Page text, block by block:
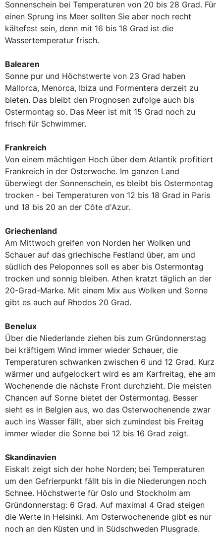
Sonnenschein bei Temperaturen von 20 bis 28 Grad. Für
einen Sprung ins Meer sollten Sie aber noch recht
kältefest sein, denn mit 16 bis 18 Grad ist die
Wassertemperatur frisch.
Balearen
Sonne pur und Höchstwerte von 23 Grad haben
Mallorca, Menorca, Ibiza und Formentera derzeit zu
bieten. Das bleibt den Prognosen zufolge auch bis
Ostermontag so. Das Meer ist mit 15 Grad noch zu
frisch für Schwimmer.
Frankreich
Von einem mächtigen Hoch über dem Atlantik profitiert
Frankreich in der Osterwoche. Im ganzen Land
überwiegt der Sonnenschein, es bleibt bis Ostermontag
trocken - bei Temperaturen von 12 bis 18 Grad in Paris
und 18 bis 20 an der Côte d'Azur.
Griechenland
Am Mittwoch greifen von Norden her Wolken und
Schauer auf das griechische Festland über, am und
südlich des Peloponnes soll es aber bis Ostermontag
trocken und sonnig bleiben. Athen kratzt täglich an der
20-Grad-Marke. Mit einem Mix aus Wolken und Sonne
gibt es auch auf Rhodos 20 Grad.
Benelux
Über die Niederlande ziehen bis zum Gründonnerstag
bei kräftigem Wind immer wieder Schauer, die
Temperaturen schwanken zwischen 6 und 12 Grad. Kurz
wärmer und aufgelockert wird es am Karfreitag, ehe am
Wochenende die nächste Front durchzieht. Die meisten
Chancen auf Sonne bietet der Ostermontag. Besser
sieht es in Belgien aus, wo das Osterwochenende zwar
auch ins Wasser fällt, aber sich zumindest bis Freitag
immer wieder die Sonne bei 12 bis 16 Grad zeigt.
Skandinavien
Eiskalt zeigt sich der hohe Norden; bei Temperaturen
um den Gefrierpunkt fällt bis in die Niederungen noch
Schnee. Höchstwerte für Oslo und Stockholm am
Gründonnerstag: 6 Grad. Auf maximal 4 Grad steigen
die Werte in Helsinki. Am Osterwochenende gibt es nur
noch an den Küsten und in Südschweden Plusgrade.